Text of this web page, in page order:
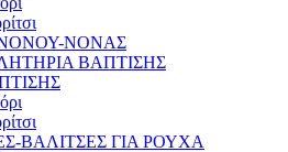
ΝΟΝΑΣ
ΒΑΠΤΙΣΗΣ
ΒΑΛΙΤΣΕΣ ΓΙΑ ΡΟΥΧΑ